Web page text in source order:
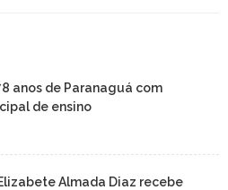
anos de Paranaguá com
de ensino
Almada Diaz recebe